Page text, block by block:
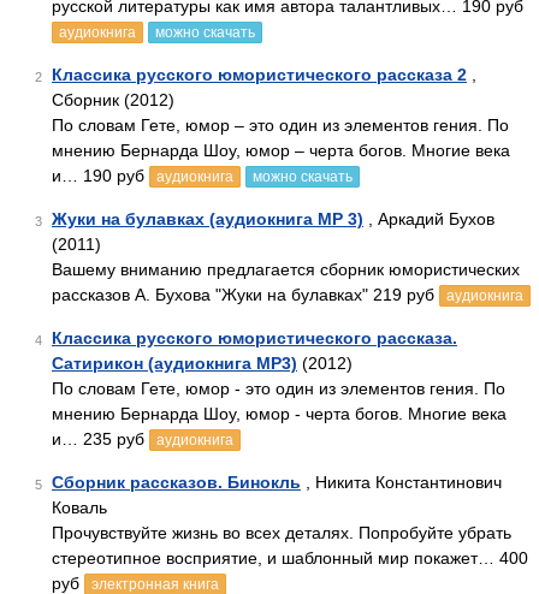
русской литературы как имя автора талантливых… 190 руб
аудиокнига можно скачать
2 Классика русского юмористического рассказа 2
Сборник (2012)
По словам Гете, юмор – это один из элементов гения. По
мнению Бернарда Шоу, юмор – черта богов. Многие века
и… 190 руб
аудиокнига можно скачать
3 Жуки на булавках (аудиокнига МР 3) , Аркадий Бухов
(2011)
Вашему вниманию предлагается сборник юмористических
рассказов А. Бухова "Жуки на булавках" 219 руб
аудиокнига
4
Классика русского юмористического рассказа.
Сатирикон (аудиокнига MP3) (2012)
По словам Гете, юмор - это один из элементов гения. По
мнению Бернарда Шоу, юмор - черта богов. Многие века
и… 235 руб
аудиокнига
5 Сборник рассказов. Бинокль , Никита Константинович
Коваль
Прочувствуйте жизнь во всех деталях. Попробуйте убрать
стереотипное восприятие, и шаблонный мир покажет… 400
руб
электронная книга